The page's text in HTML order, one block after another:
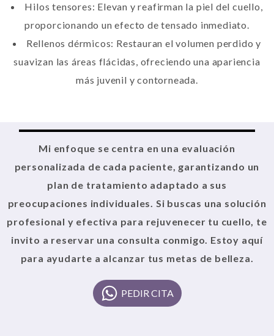
Hilos tensores: Elevan y reafirman la piel del cuello,
proporcionando un efecto de tensado inmediato.
Rellenos dérmicos: Restauran el volumen perdido y
suavizan las áreas flácidas, ofreciendo una apariencia
más juvenil y contorneada.
Mi enfoque se centra en una evaluación
personalizada de cada paciente, garantizando un
plan de tratamiento adaptado a sus
preocupaciones individuales. Si buscas una solución
profesional y efectiva para rejuvenecer tu cuello, te
invito a reservar una consulta conmigo. Estoy aquí
para ayudarte a alcanzar tus metas de belleza.
PEDIR CITA